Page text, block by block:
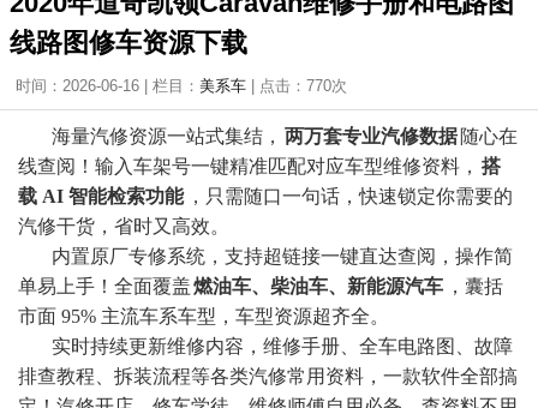
线路图修车资源下载
时间：2026-06-16 | 栏目： 美系车 | 点击： 770次
海量汽修资源一站式集结， 两万套专业汽修数据 随心在
线查阅！输入车架号一键精准匹配对应车型维修资料， 搭
载 AI 智能检索功能 ，只需随口一句话，快速锁定你需要的
汽修干货，省时又高效。
内置原厂专修系统，支持超链接一键直达查阅，操作简
单易上手！全面覆盖燃油车、柴油车、新能源汽车 ，囊括
市面 95% 主流车系车型，车型资源超齐全。
实时持续更新维修内容，维修手册、全车电路图、故障
排查教程、拆装流程等各类汽修常用资料，一款软件全部搞